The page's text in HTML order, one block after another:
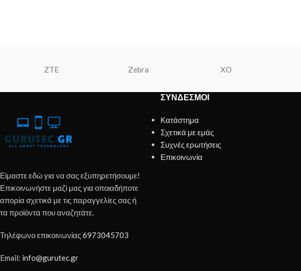
ZTE Zebra XO
Είμαστε εδώ για να σας εξυπηρετήσουμε!
Επικοινωνήστε μαζί μας για οποιαδήποτε
απορία σχετικά με τις παραγγελίες σας ή
τα προϊόντα που αναζητάτε.
Τηλέφωνο επικοινωνίας6973045703
Email: info@gurutec.gr
ΣΎΝΔΕΣΜΟΙ
Κατάστημα
Σχετικά με εμάς
Συχνές ερωτήσεις
Επικοινωνία